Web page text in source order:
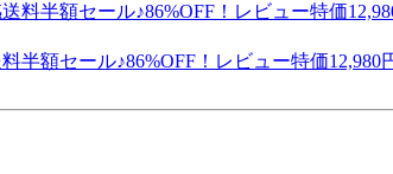
半額セール♪86%OFF！レビュー特価